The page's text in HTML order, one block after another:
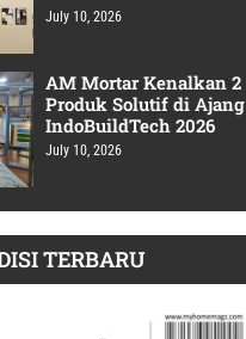
July 10, 2026
AM Mortar Kenalkan 2
Produk Solutif di Ajang
IndoBuildTech 2026
July 10, 2026
TERBARU